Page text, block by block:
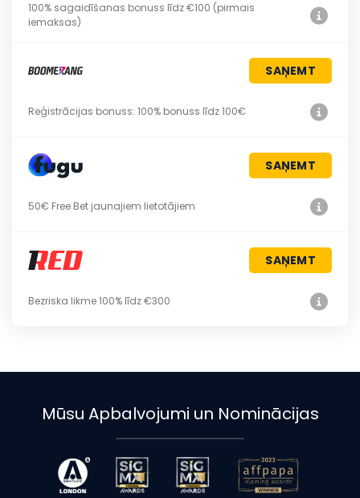
100% sagaidīšanas bonuss līdz €100 (pirmais
iemaksas)
SAŅEMT
Reģistrācijas bonuss: 100% bonuss līdz 100€
SAŅEMT
50€ Free Bet jaunajiem lietotājiem
SAŅEMT
Bezriska likme 100% līdz €300
Mūsu Apbalvojumi un Nominācijas